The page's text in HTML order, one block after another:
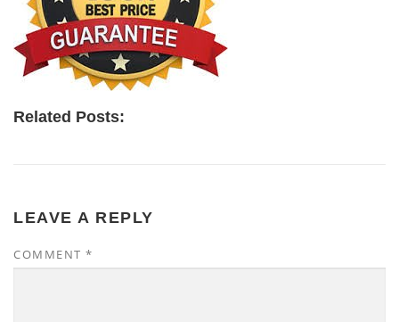
Related Posts:
LEAVE A REPLY
COMMENT *